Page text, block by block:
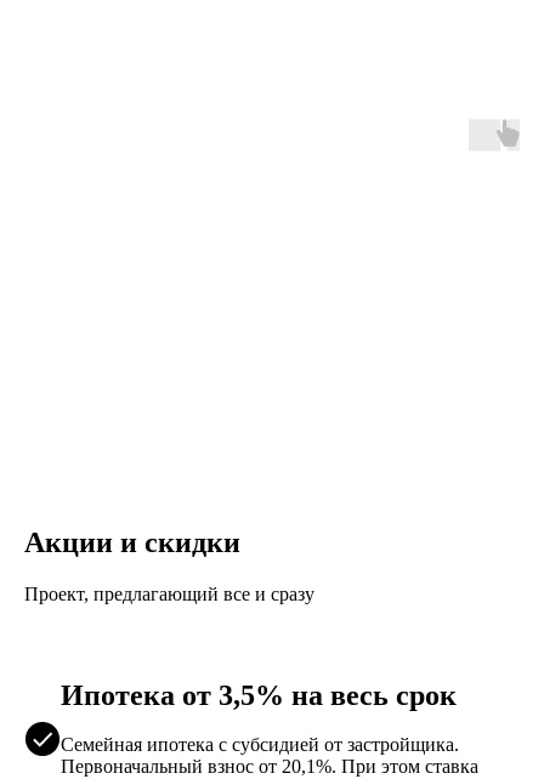
Акции и скидки
Проект, предлагающий все и сразу
Ипотека от 3,5% на весь срок
Семейная ипотека с субсидией от застройщика.
Первоначальный взнос от 20,1%. При этом ставка